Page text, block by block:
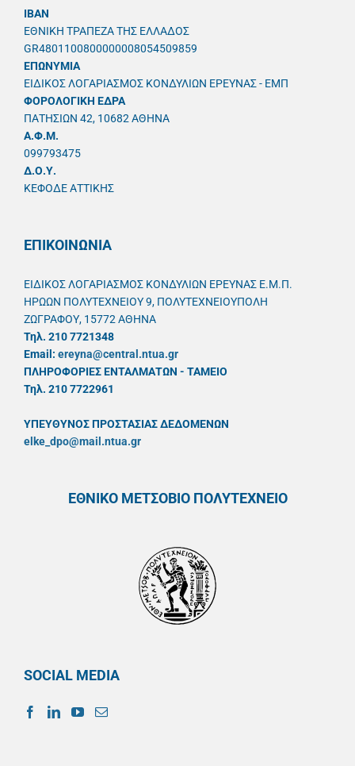
IBAN
ΕΘΝΙΚΗ ΤΡΑΠΕΖΑ ΤΗΣ ΕΛΛΑΔΟΣ
GR4801100800000008054509859
ΕΠΩΝΥΜΙΑ
ΕΙΔΙΚΟΣ ΛΟΓΑΡΙΑΣΜΟΣ ΚΟΝΔΥΛΙΩΝ ΕΡΕΥΝΑΣ - ΕΜΠ
ΦΟΡΟΛΟΓΙΚΗ ΕΔΡΑ
ΠΑΤΗΣΙΩΝ 42, 10682 ΑΘΗΝΑ
A.Φ.Μ.
099793475
Δ.Ο.Υ.
ΚΕΦΟΔΕ ΑΤΤΙΚΗΣ
ΕΠΙΚΟΙΝΩΝΙΑ
ΕΙΔΙΚΟΣ ΛΟΓΑΡΙΑΣΜΟΣ ΚΟΝΔΥΛΙΩΝ ΕΡΕΥΝΑΣ Ε.Μ.Π.
ΗΡΩΩΝ ΠΟΛΥΤΕΧΝΕΙΟΥ 9, ΠΟΛΥΤΕΧΝΕΙΟΥΠΟΛΗ
ΖΩΓΡΑΦΟΥ, 15772 ΑΘΗΝΑ
Τηλ. 210 7721348
Email: ereyna@central.ntua.gr
ΠΛΗΡΟΦΟΡΙΕΣ ΕΝΤΑΛΜΑΤΩΝ - ΤΑΜΕΙΟ
Τηλ. 210 7722961
ΥΠΕΥΘYΝΟΣ ΠΡΟΣΤΑΣΙΑΣ ΔΕΔΟΜΕΝΩΝ
elke_dpo@mail.ntua.gr
ΕΘΝΙΚΟ ΜΕΤΣΟΒΙΟ ΠΟΛΥΤΕΧΝΕΙΟ
SOCIAL MEDIA